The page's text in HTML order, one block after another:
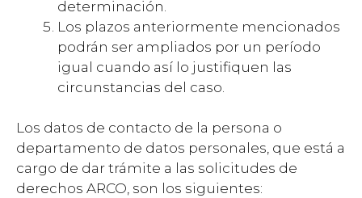
determinación.
Los plazos anteriormente mencionados
podrán ser ampliados por un período
igual cuando así lo justifiquen las
circunstancias del caso.
Los datos de contacto de la persona o
departamento de datos personales, que está a
cargo de dar trámite a las solicitudes de
derechos ARCO, son los siguientes: